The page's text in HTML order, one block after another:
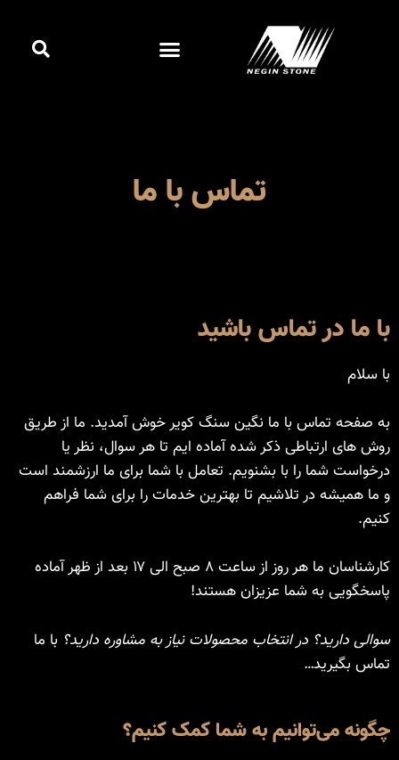
فهرست
تماس با ما
با ما در تماس باشید
با سلام
به صفحه تماس با ما نگین سنگ کویر خوش آمدید. ما از طریق
روش های ارتباطی ذکر شده آماده ایم تا هر سوال، نظر یا
درخواست شما را با بشنویم. تعامل با شما برای ما ارزشمند است
و ما همیشه در تلاشیم تا بهترین خدمات را برای شما فراهم
کنیم.
کارشناسان ما هر روز از ساعت ۸ صبح الی ۱۷ بعد از ظهر آماده
پاسخگویی به شما عزیزان هستند!
سوالی دارید؟ در انتخاب محصولات نیاز به مشاوره دارید؟ با ما
تماس بگیرید…
چگونه می‌توانیم به شما کمک کنیم؟